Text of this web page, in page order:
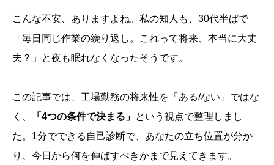
こんな不安、ありますよね。私の知人も、30代半ばで
「毎日同じ作業の繰り返し。これって将来、本当に大丈
夫？」と夜も眠れなくなったそうです。
この記事では、工場勤務の将来性を「ある/ない」ではな
く、
「4つの条件で決まる」 という視点で整理しまし
た。1分でできる自己診断で、あなたの立ち位置が分か
り、今日から何を伸ばすべきかまで見えてきます。